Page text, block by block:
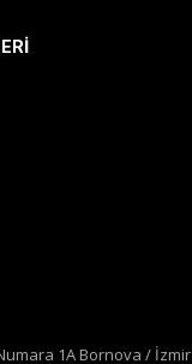
1A Bornova / İzmir